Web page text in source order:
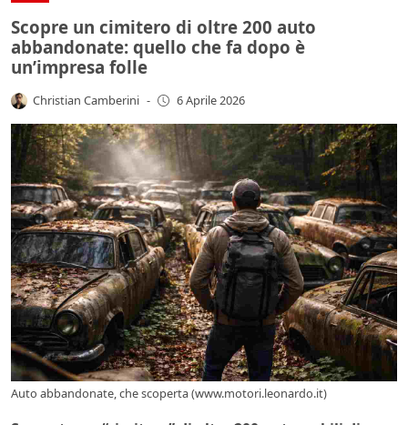
Scopre un cimitero di oltre 200 auto
abbandonate: quello che fa dopo è
un’impresa folle
Christian Camberini - 6 Aprile 2026
Auto abbandonate, che scoperta (www.motori.leonardo.it)